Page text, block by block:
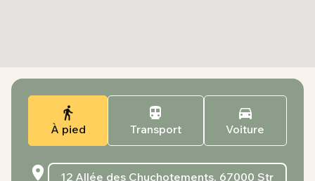
À pied Transport Voiture